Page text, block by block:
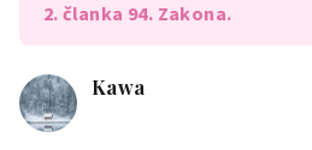
2. članka 94. Zakona.
Kawa